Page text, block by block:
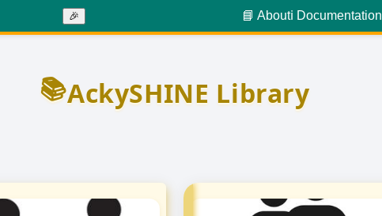
🎉 📘 Aboutℹ️ Documentation
📚AckySHINE Library